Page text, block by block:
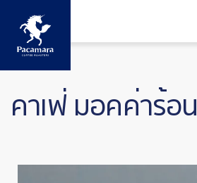
ข้ามไปยังเนื้อหาหลัก
คาเฟ่ มอคค่าร้อน